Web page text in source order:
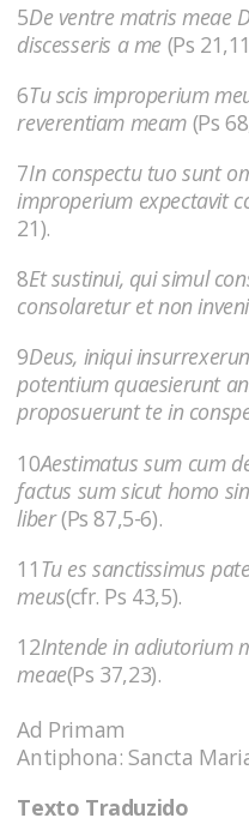
5De ventre matris meae
discesseris a me (Ps
6Tu scis improperium
reverentiam meam (Ps
7In conspectu tuo sunt
improperium expectavit
21).
8Et sustinui, qui simul
consolaretur et non inveni
9Deus, iniqui
potentium quaesierunt
proposuerunt te in
10Aestimatus sum cum
factus sum sicut homo
liber(Ps 87,5-6).
11 Tu es sanctissimus
meus(cfr. Ps 43,5).
12Intende in adiutorium
meae(Ps 37,23).
Ad Primam
Antiphona: Sancta
Texto Traduzido